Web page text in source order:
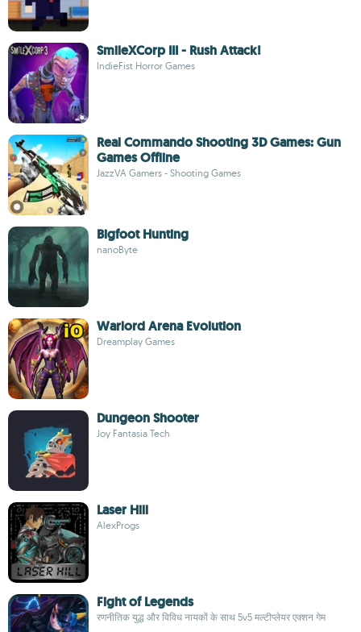
SmileXCorp III - Rush Attack!
IndieFist Horror Games
Real Commando Shooting 3D Games: Gun
Games Offline
JazzVA Gamers - Shooting Games
Bigfoot Hunting
nanoByte
Warlord Arena Evolution
Dreamplay Games
Dungeon Shooter
Joy Fantasia Tech
Laser Hill
AlexProgs
Fight of Legends
रणनीतिक युद्ध और विविध नायकों के साथ 5v5 मल्टीप्लेयर एक्शन गेम